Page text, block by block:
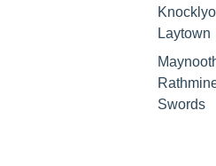
Laytown
Swords